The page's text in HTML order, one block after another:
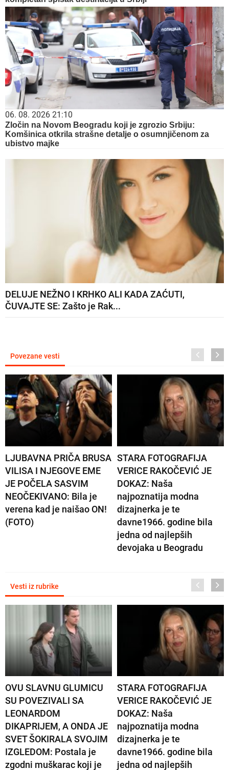
06. 08. 2026 21:10
Zločin na Novom Beogradu koji je zgrozio Srbiju:
Komšinica otkrila strašne detalje o osumnjičenom za
ubistvo majke
DELUJE NEŽNO I KRHKO ALI KADA ZAĆUTI,
ČUVAJTE SE: Zašto je Rak...
Povezane vesti
LJUBAVNA PRIČA BRUSA
VILISA I NJEGOVE EME
JE POČELA SASVIM
NEOČEKIVANO: Bila je
verena kad je naišao ON!
(FOTO)
STARA FOTOGRAFIJA
VERICE RAKOČEVIĆ JE
DOKAZ: Naša
najpoznatija modna
dizajnerka je te
davne1966. godine bila
jedna od najlepših
devojaka u Beogradu
Vesti iz rubrike
OVU SLAVNU GLUMICU
SU POVEZIVALI SA
LEONARDOM
DIKAPRIJEM, A ONDA JE
SVET ŠOKIRALA SVOJIM
IZGLEDOM: Postala je
zgodni muškarac koji je
STARA FOTOGRAFIJA
VERICE RAKOČEVIĆ JE
DOKAZ: Naša
najpoznatija modna
dizajnerka je te
davne1966. godine bila
jedna od najlepših